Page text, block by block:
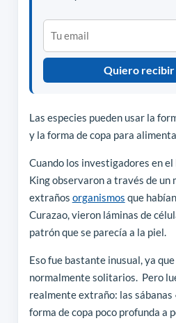
Quiero recibir
Las especies pueden usar la
y la forma de copa para
Cuando los investigadores en
King observaron a través de un
extraños organismos que
Curazao, vieron láminas de
patrón que se parecía a la piel.
Eso fue bastante inusual, ya
normalmente solitarios. Pero
realmente extraño: las sábanas
forma de copa poco profunda a